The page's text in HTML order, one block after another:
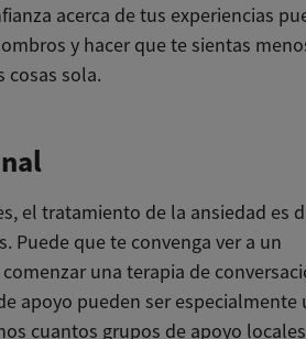
acerca de tus experiencias
y hacer que te sientas
cosas sola.
el tratamiento de la ansiedad es
Puede que te convenga ver a un
una terapia de
apoyo pueden ser especialmente
cuantos grupos de apoyo